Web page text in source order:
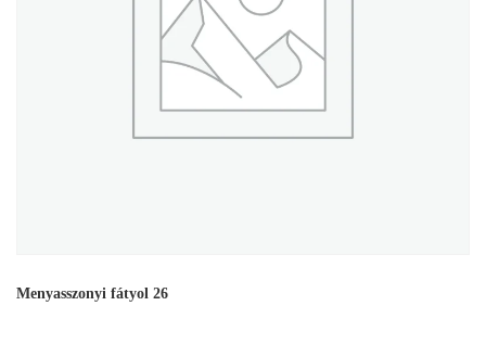
Menyasszonyi fátyol 26